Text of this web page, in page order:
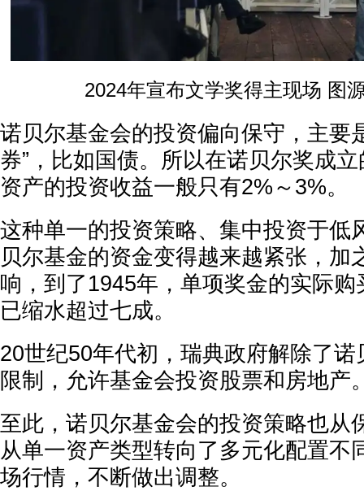
2024年宣布文学奖得主现场 图
诺贝尔基金会的投资偏向保守，主要
券”，比如国债。所以在诺贝尔奖成
资产的投资收益一般只有2%～3%。
这种单一的投资策略、集中投资于低
贝尔基金的资金变得越来越紧张，加
响，到了1945年，单项奖金的实际
已缩水超过七成。
20世纪50年代初，瑞典政府解除了
限制，允许基金会投资股票和房地产
至此，诺贝尔基金会的投资策略也从
从单一资产类型转向了多元化配置不
场行情，不断做出调整。